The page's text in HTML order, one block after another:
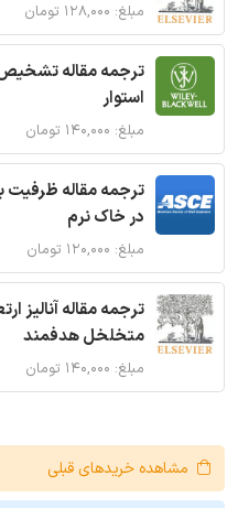
مبلغ: ۱۲۸,۰۰۰ تومان
ترجمه مقاله تشخیص
استوار
مبلغ: ۱۴۰,۰۰۰ تومان
ترجمه مقاله ظرفیت
در خاک نرم
مبلغ: ۱۲۰,۰۰۰ تومان
ترجمه مقاله آنالیز
متخلخل هدفمند
مبلغ: ۱۴۰,۰۰۰ تومان
مشاهده خریدهای قبلی